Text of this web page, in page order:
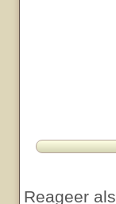
Reageer